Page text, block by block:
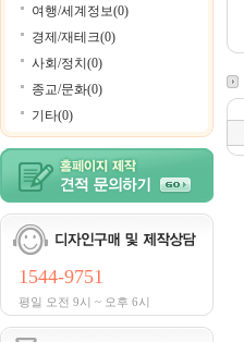
여행/세계정보(0)
경제/재테크(0)
사회/정치(0)
종교/문화(0)
기타(0)
1544-9751
평일 오전 9시 ~ 오후 6시